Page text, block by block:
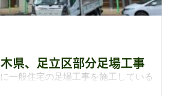
県、足立区部分足場工事
一般住宅の足場工事を施工している